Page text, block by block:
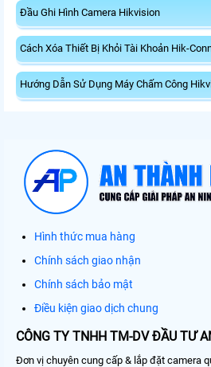
Đầu Ghi Hình Camera Hikvision
Cách Xóa Thiết Bị Khỏi Tài Khoản Hik-
Hướng Dẫn Sử Dụng Máy Chấm Công
Hình thức mua hàng
Chính sách giao nhận
Chính sách bảo mật
Điều kiện giao dịch chung
CÔNG TY TNHH TM-DV ĐẦU TƯ
Đơn vị chuyên cung cấp & lắp đặt camera